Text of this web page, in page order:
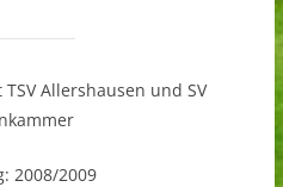
Allershausen und SV
2008/2009